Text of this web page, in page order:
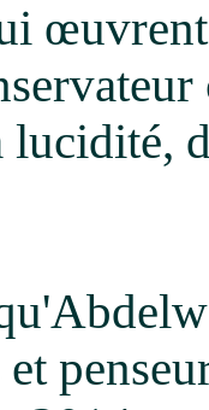
lucidité,